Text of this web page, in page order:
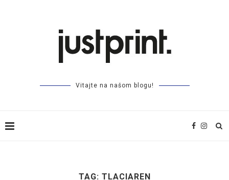
Vitajte na našom blogu!
TAG: TLACIAREN